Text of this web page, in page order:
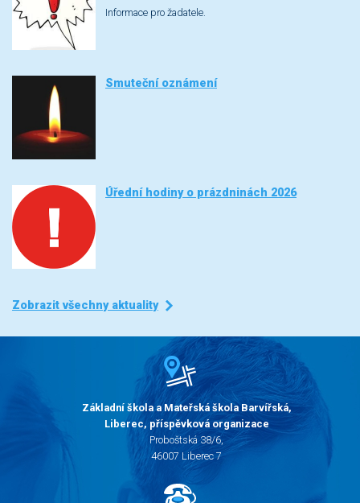
Informace pro žadatele.
Smuteční oznámení
Úřední hodiny o prázdninách 2026
Zobrazit všechny aktuality
Základní škola a Mateřská škola Barvířská,
Liberec, příspěvková organizace
Proboštská 38/6,
46007 Liberec 7